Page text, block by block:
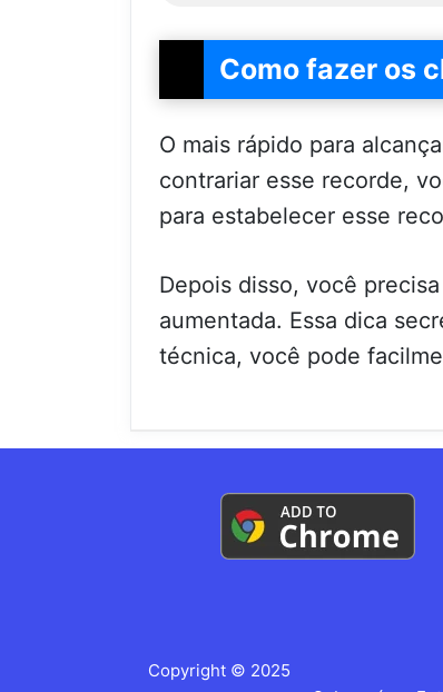
Como fazer os
O mais rápido para
contrariar esse recorde,
para estabelecer esse
Depois disso, você
aumentada. Essa dica
técnica, você pode
Copyright © 2025